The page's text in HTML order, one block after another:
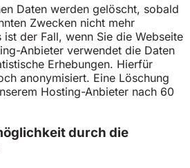
Daten werden gelöscht, sobald
Zwecken nicht mehr
der Fall, wenn Sie die Webseite
Anbieter verwendet die Daten
Erhebungen. Hierfür
anonymisiert. Eine Löschung
Hosting-Anbieter nach 60
durch die